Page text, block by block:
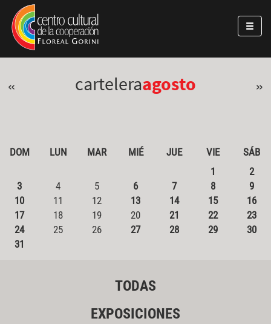
Pasar al contenido principal
Jump to main content
« carteleraagosto »
DOM LUN MAR MIÉ JUE VIE
SÁB
1
2
3
4 5 6 7 8
9
10
11 12 13 14 15
16
17
18 19 20 21 22
23
24
25 26 27 28 29
30
31
TODAS
EXPOSICIONES